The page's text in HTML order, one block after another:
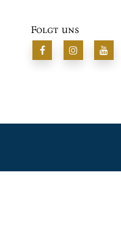
Folgt uns